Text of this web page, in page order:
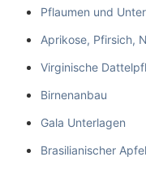
Pflaumen und
Aprikose, Pfirsich,
Virginische
Birnenanbau
Gala Unterlagen
Brasilianischer